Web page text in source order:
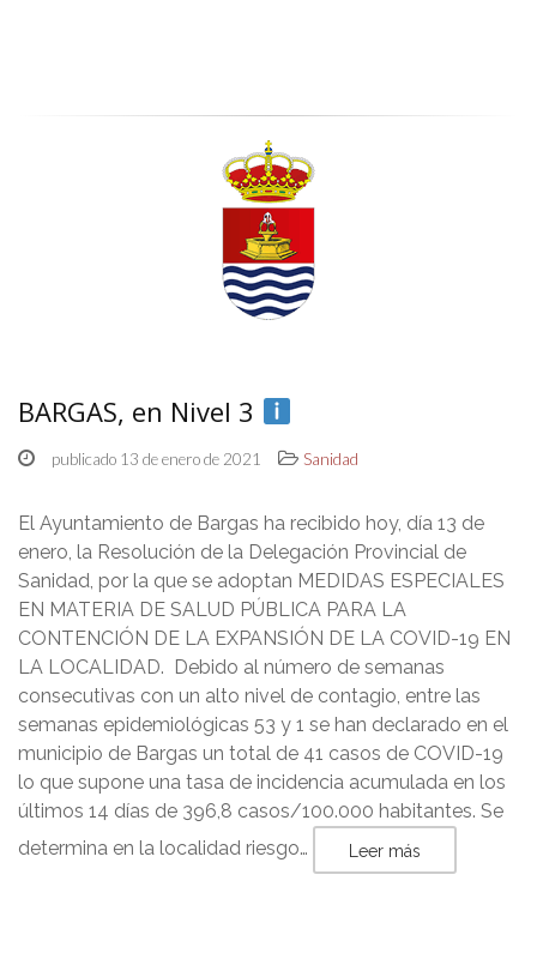
BARGAS, en Nivel 3
publicado 13 de enero de 2021 Sanidad
El Ayuntamiento de Bargas ha recibido hoy, día 13 de
enero, la Resolución de la Delegación Provincial de
Sanidad, por la que se adoptan MEDIDAS ESPECIALES
EN MATERIA DE SALUD PÚBLICA PARA LA
CONTENCIÓN DE LA EXPANSIÓN DE LA COVID-19 EN
LA LOCALIDAD. Debido al número de semanas
consecutivas con un alto nivel de contagio, entre las
semanas epidemiológicas 53 y 1 se han declarado en el
municipio de Bargas un total de 41 casos de COVID-19
lo que supone una tasa de incidencia acumulada en los
últimos 14 días de 396,8 casos/100.000 habitantes. Se
determina en la localidad riesgo…
Leer más